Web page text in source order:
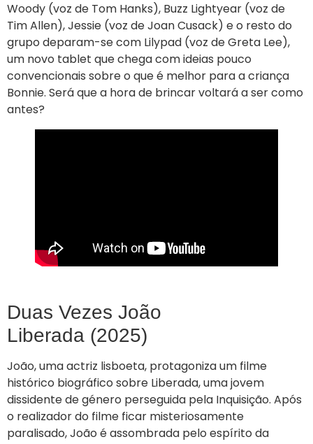
Woody (voz de Tom Hanks), Buzz Lightyear (voz de
Tim Allen), Jessie (voz de Joan Cusack) e o resto do
grupo deparam-se com Lilypad (voz de Greta Lee),
um novo tablet que chega com ideias pouco
convencionais sobre o que é melhor para a criança
Bonnie. Será que a hora de brincar voltará a ser como
antes?
Duas Vezes João
Liberada (2025)
João, uma actriz lisboeta, protagoniza um filme
histórico biográfico sobre Liberada, uma jovem
dissidente de género perseguida pela Inquisição. Após
o realizador do filme ficar misteriosamente
paralisado, João é assombrada pelo espírito da